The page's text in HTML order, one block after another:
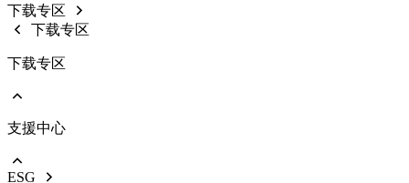
下载专区
下载专区
下载专区
EOL产品停产通知
支援中心
ESG